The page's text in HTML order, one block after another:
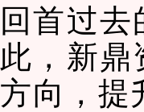
回首过
此，新
方向，提